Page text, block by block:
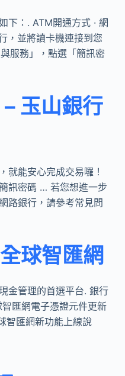
下：. ATM開通方式 · 網
，並將讀卡機連接到您
服務」，點選「簡訊密
玉山銀行
就能安心完成交易囉！
訊密碼 … 若您想進一步
路銀行，請參考常見問
球智匯網
金管理的首選平台. 銀行
匯網電子憑證元件更新
匯網新功能上線說